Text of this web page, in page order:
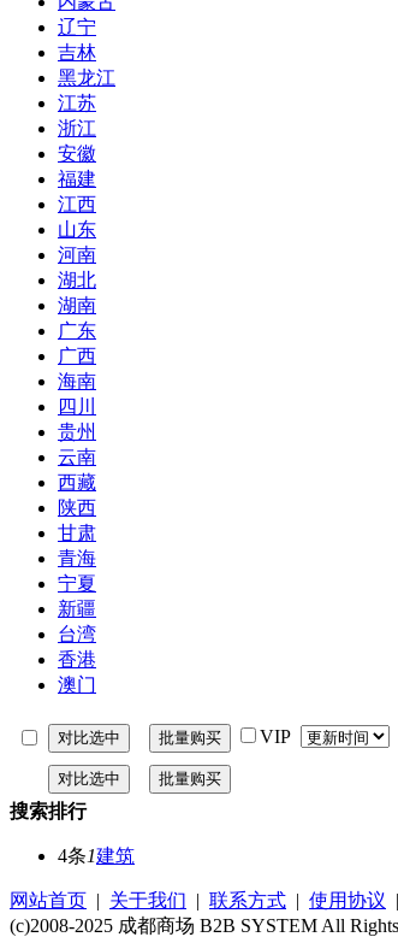
辽宁
吉林
黑龙江
江苏
浙江
安徽
福建
江西
山东
河南
湖北
湖南
广东
广西
海南
四川
贵州
云南
西藏
陕西
甘肃
青海
宁夏
新疆
台湾
香港
澳门
VIP
搜索排行
4条1建筑
网站首页 | 关于我们 | 联系方式 | 使用协议 |
(c)2008-2025 成都商场 B2B SYSTEM All Rights